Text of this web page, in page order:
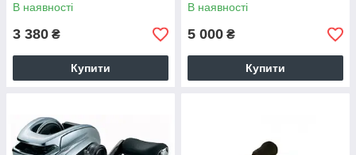
В наявності
3 380 ₴
Купити
В наявності
5 000 ₴
Купити